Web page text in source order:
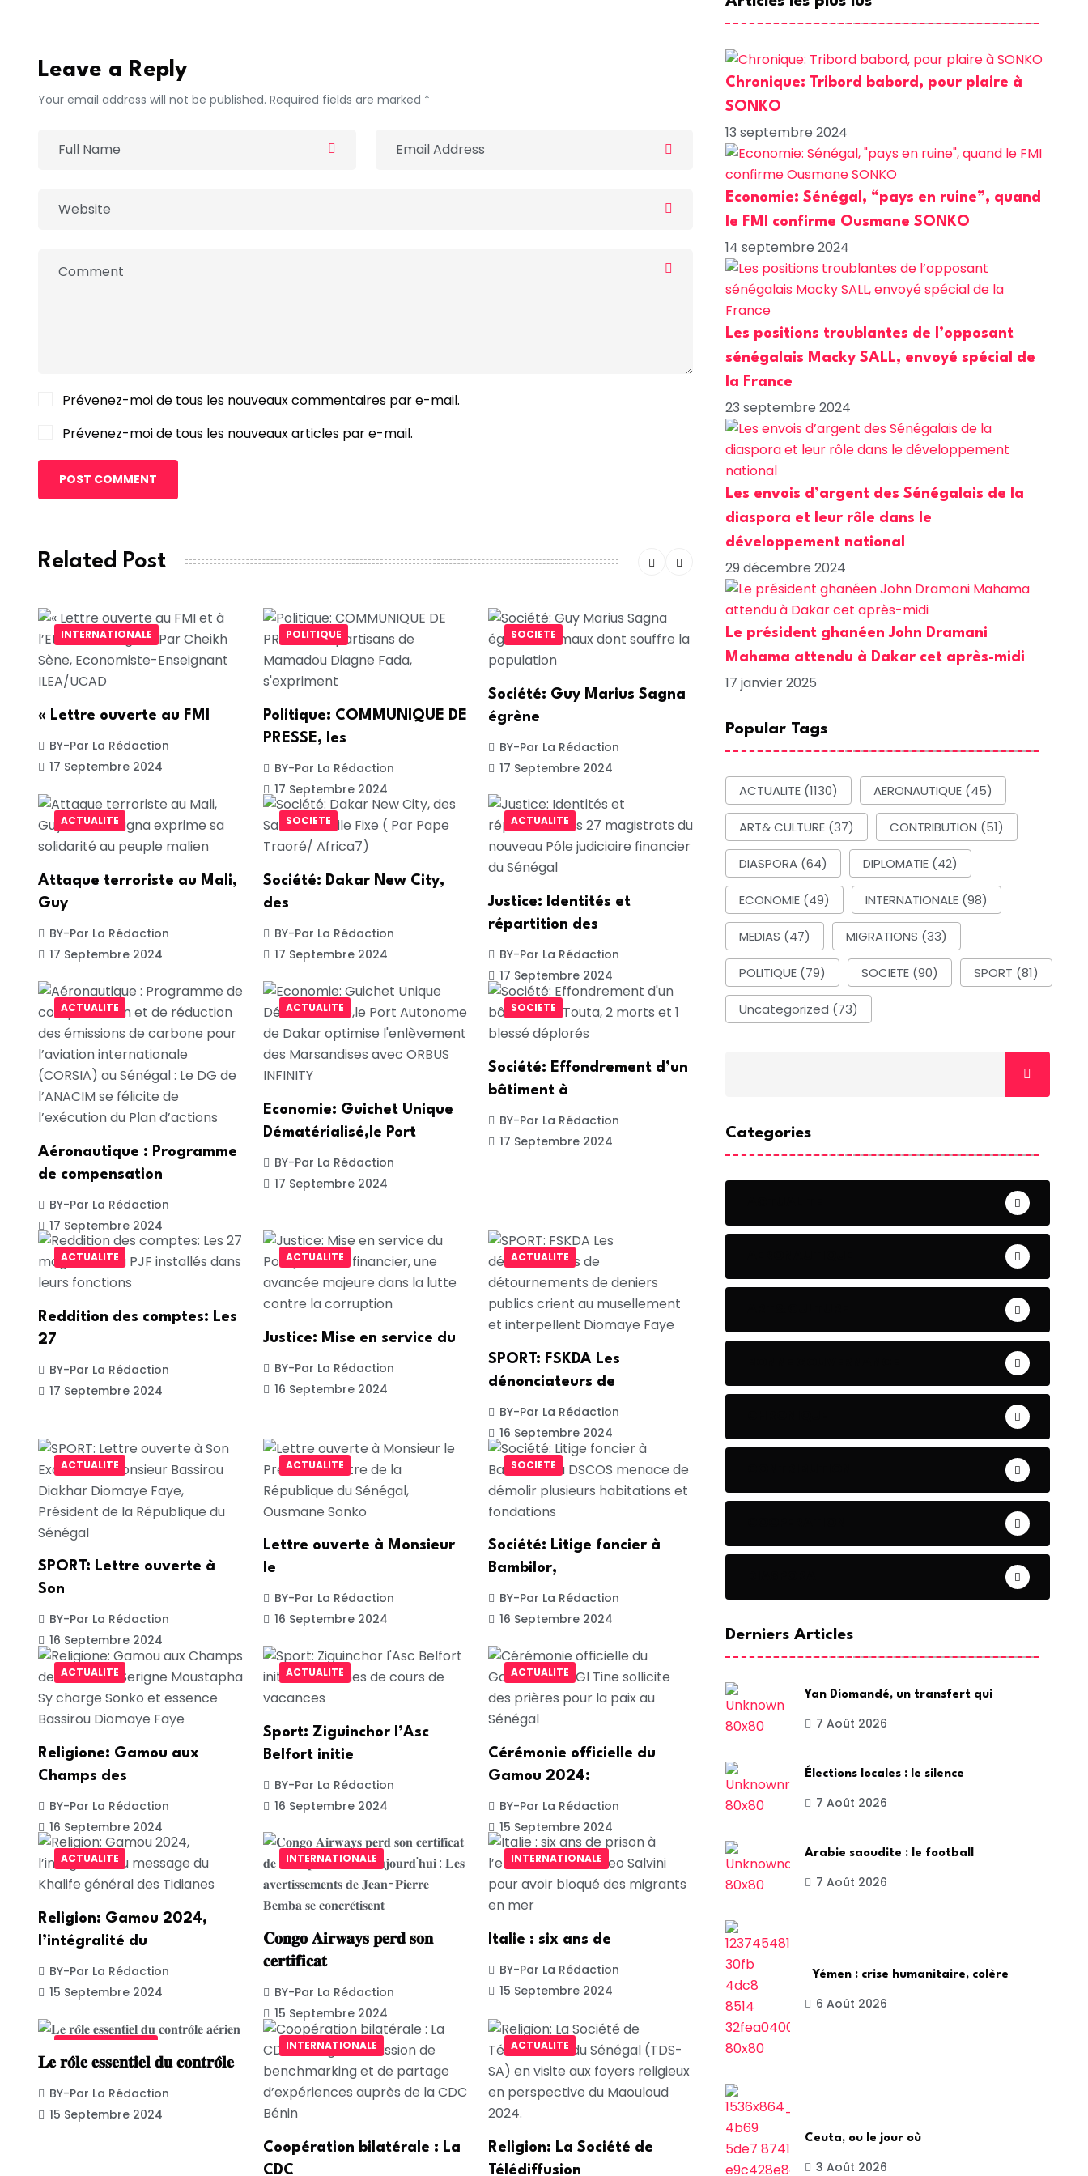
Leave a Reply
Your email address will not be published. Required fields are marked *
Prévenez-moi de tous les nouveaux commentaires par e-mail.
Prévenez-moi de tous les nouveaux articles par e-mail.
POST COMMENT
Related Post
INTERNATIONALE
« Lettre ouverte au FMI
BY-Par La Rédaction
17 Septembre 2024
POLITIQUE
Politique: COMMUNIQUE DE
PRESSE, les
BY-Par La Rédaction
17 Septembre 2024
SOCIETE
Société: Guy Marius Sagna
égrène
BY-Par La Rédaction
17 Septembre 2024
ACTUALITE
Attaque terroriste au Mali,
Guy
BY-Par La Rédaction
17 Septembre 2024
SOCIETE
Société: Dakar New City,
des
BY-Par La Rédaction
17 Septembre 2024
ACTUALITE
Justice: Identités et
répartition des
BY-Par La Rédaction
17 Septembre 2024
ACTUALITE
Aéronautique : Programme
de compensation
BY-Par La Rédaction
17 Septembre 2024
ACTUALITE
Economie: Guichet Unique
Dématérialisé,le Port
BY-Par La Rédaction
17 Septembre 2024
SOCIETE
Société: Effondrement d’un
bâtiment à
BY-Par La Rédaction
17 Septembre 2024
ACTUALITE
Reddition des comptes: Les
27
BY-Par La Rédaction
17 Septembre 2024
ACTUALITE
Justice: Mise en service du
BY-Par La Rédaction
16 Septembre 2024
ACTUALITE
SPORT: FSKDA Les
dénonciateurs de
BY-Par La Rédaction
16 Septembre 2024
ACTUALITE
SPORT: Lettre ouverte à
Son
BY-Par La Rédaction
16 Septembre 2024
ACTUALITE
Lettre ouverte à Monsieur
le
BY-Par La Rédaction
16 Septembre 2024
SOCIETE
Société: Litige foncier à
Bambilor,
BY-Par La Rédaction
16 Septembre 2024
ACTUALITE
Religione: Gamou aux
Champs des
BY-Par La Rédaction
16 Septembre 2024
ACTUALITE
Sport: Ziguinchor l’Asc
Belfort initie
BY-Par La Rédaction
16 Septembre 2024
ACTUALITE
Cérémonie officielle du
Gamou 2024:
BY-Par La Rédaction
15 Septembre 2024
ACTUALITE
Religion: Gamou 2024,
l’intégralité du
BY-Par La Rédaction
15 Septembre 2024
INTERNATIONALE
𝐂𝐨𝐧𝐠𝐨 𝐀𝐢𝐫𝐰𝐚𝐲𝐬 𝐩𝐞𝐫𝐝 𝐬𝐨𝐧
𝐜𝐞𝐫𝐭𝐢𝐟𝐢𝐜𝐚𝐭
BY-Par La Rédaction
15 Septembre 2024
INTERNATIONALE
Italie : six ans de
BY-Par La Rédaction
15 Septembre 2024
𝐋𝐞 𝐫𝐨̂𝐥𝐞 𝐞𝐬𝐬𝐞𝐧𝐭𝐢𝐞𝐥 𝐝𝐮 𝐜𝐨𝐧𝐭𝐫𝐨̂𝐥𝐞
BY-Par La Rédaction
15 Septembre 2024
INTERNATIONALE
Coopération bilatérale : La
CDC
ACTUALITE
Religion: La Société de
Télédiffusion
Chronique: Tribord babord, pour plaire à
SONKO
13 septembre 2024
Economie: Sénégal, “pays en ruine”, quand
le FMI confirme Ousmane SONKO
14 septembre 2024
Les positions troublantes de l’opposant
sénégalais Macky SALL, envoyé spécial de
la France
23 septembre 2024
Les envois d’argent des Sénégalais de la
diaspora et leur rôle dans le
développement national
29 décembre 2024
Le président ghanéen John Dramani
Mahama attendu à Dakar cet après-midi
17 janvier 2025
Popular Tags
ACTUALITE (1130) AERONAUTIQUE (45)
ART& CULTURE (37) CONTRIBUTION (51)
DIASPORA (64) DIPLOMATIE (42)
ECONOMIE (49) INTERNATIONALE (98)
MEDIAS (47) MIGRATIONS (33)
POLITIQUE (79) SOCIETE (90) SPORT (81)
Uncategorized (73)
Categories
Derniers Articles
Yan Diomandé, un transfert qui
7 Août 2026
Élections locales : le silence
7 Août 2026
Arabie saoudite : le football
7 Août 2026
Yémen : crise humanitaire, colère
6 Août 2026
Ceuta, ou le jour où
3 Août 2026